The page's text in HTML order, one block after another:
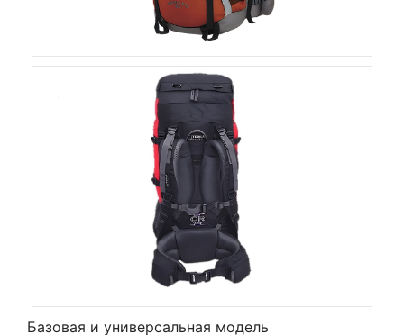
Базовая и универсальная модель